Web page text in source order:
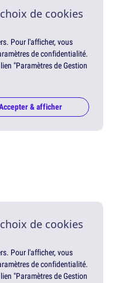
de cookies
Pour l'afficher, vous
de confidentialité.
"Paramètres de Gestion
& afficher
de cookies
Pour l'afficher, vous
de confidentialité.
"Paramètres de Gestion